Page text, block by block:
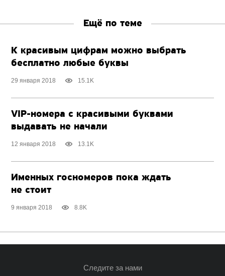
Ещё по теме
К красивым цифрам можно выбрать
бесплатно любые буквы
29 января 2018 15.1K
VIP-номера с красивыми буквами
выдавать не начали
12 января 2018 13.1K
Именных госномеров пока ждать
не стоит
9 января 2018 8.8K
Следите за нами